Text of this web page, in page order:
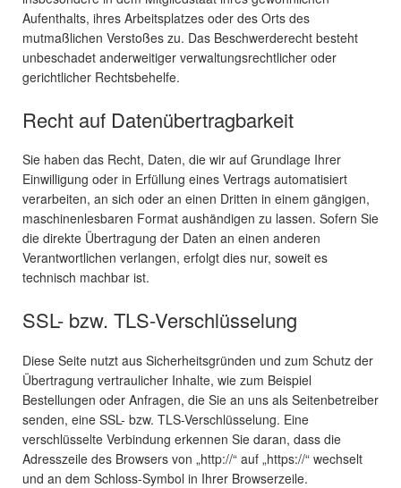
Aufenthalts, ihres Arbeitsplatzes oder des Orts des
mutmaßlichen Verstoßes zu. Das Beschwerderecht besteht
unbeschadet anderweitiger verwaltungsrechtlicher oder
gerichtlicher Rechtsbehelfe.
Recht auf Daten­übertrag­barkeit
Sie haben das Recht, Daten, die wir auf Grundlage Ihrer
Einwilligung oder in Erfüllung eines Vertrags automatisiert
verarbeiten, an sich oder an einen Dritten in einem gängigen,
maschinenlesbaren Format aushändigen zu lassen. Sofern Sie
die direkte Übertragung der Daten an einen anderen
Verantwortlichen verlangen, erfolgt dies nur, soweit es
technisch machbar ist.
SSL- bzw. TLS-Verschlüsselung
Diese Seite nutzt aus Sicherheitsgründen und zum Schutz der
Übertragung vertraulicher Inhalte, wie zum Beispiel
Bestellungen oder Anfragen, die Sie an uns als Seitenbetreiber
senden, eine SSL- bzw. TLS-Verschlüsselung. Eine
verschlüsselte Verbindung erkennen Sie daran, dass die
Adresszeile des Browsers von „http://“ auf „https://“ wechselt
und an dem Schloss-Symbol in Ihrer Browserzeile.